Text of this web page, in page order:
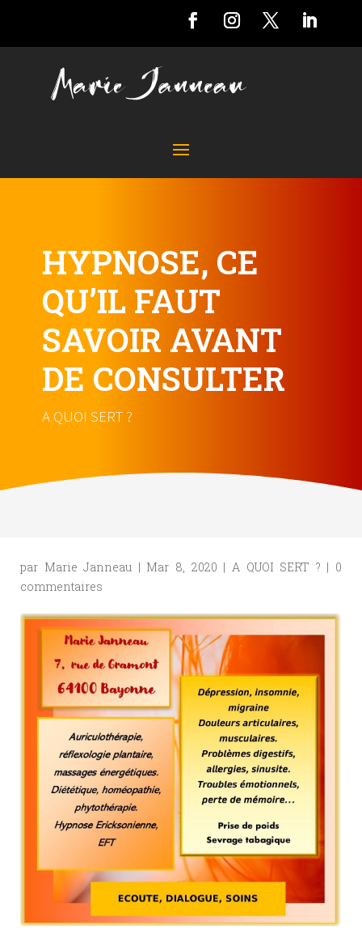
HYPNOSE, CE
QU’IL FAUT
SAVOIR AVANT
DE CONSULTER
A QUOI SERT ?
par Marie Janneau | Mar 8, 2020 | A QUOI SERT ? | 0
commentaires